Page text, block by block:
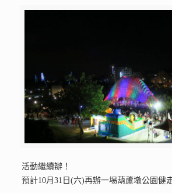
活動繼續辦！
預計10月31日(六)再辦一埸葫蘆墩公園健